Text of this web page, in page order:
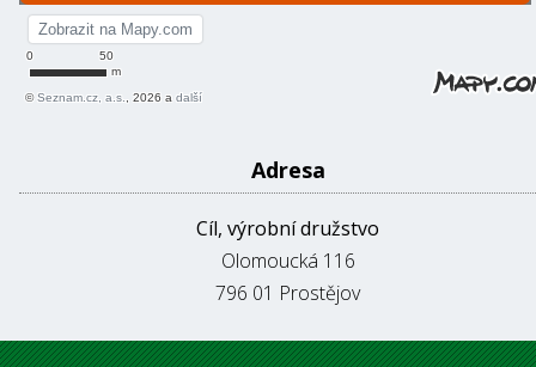
Adresa
Cíl, výrobní družstvo
Olomoucká 116
796 01 Prostějov